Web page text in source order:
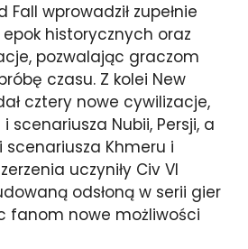
Fall wprowadził zupełnie
historycznych oraz
pozwalając graczom
czasu. Z kolei New
cztery nowe cywilizacje,
scenariusza Nubii, Persji, a
scenariusza Khmeru i
uczyniły Civ VI
odsłoną w serii gier
fanom nowe możliwości